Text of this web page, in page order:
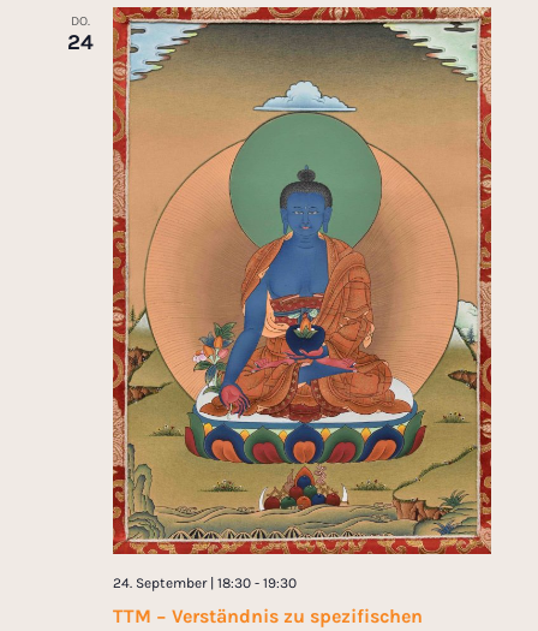
DO.
24
TTM − Verständnis zu spezifischen
24. September | 18:30- 19:30